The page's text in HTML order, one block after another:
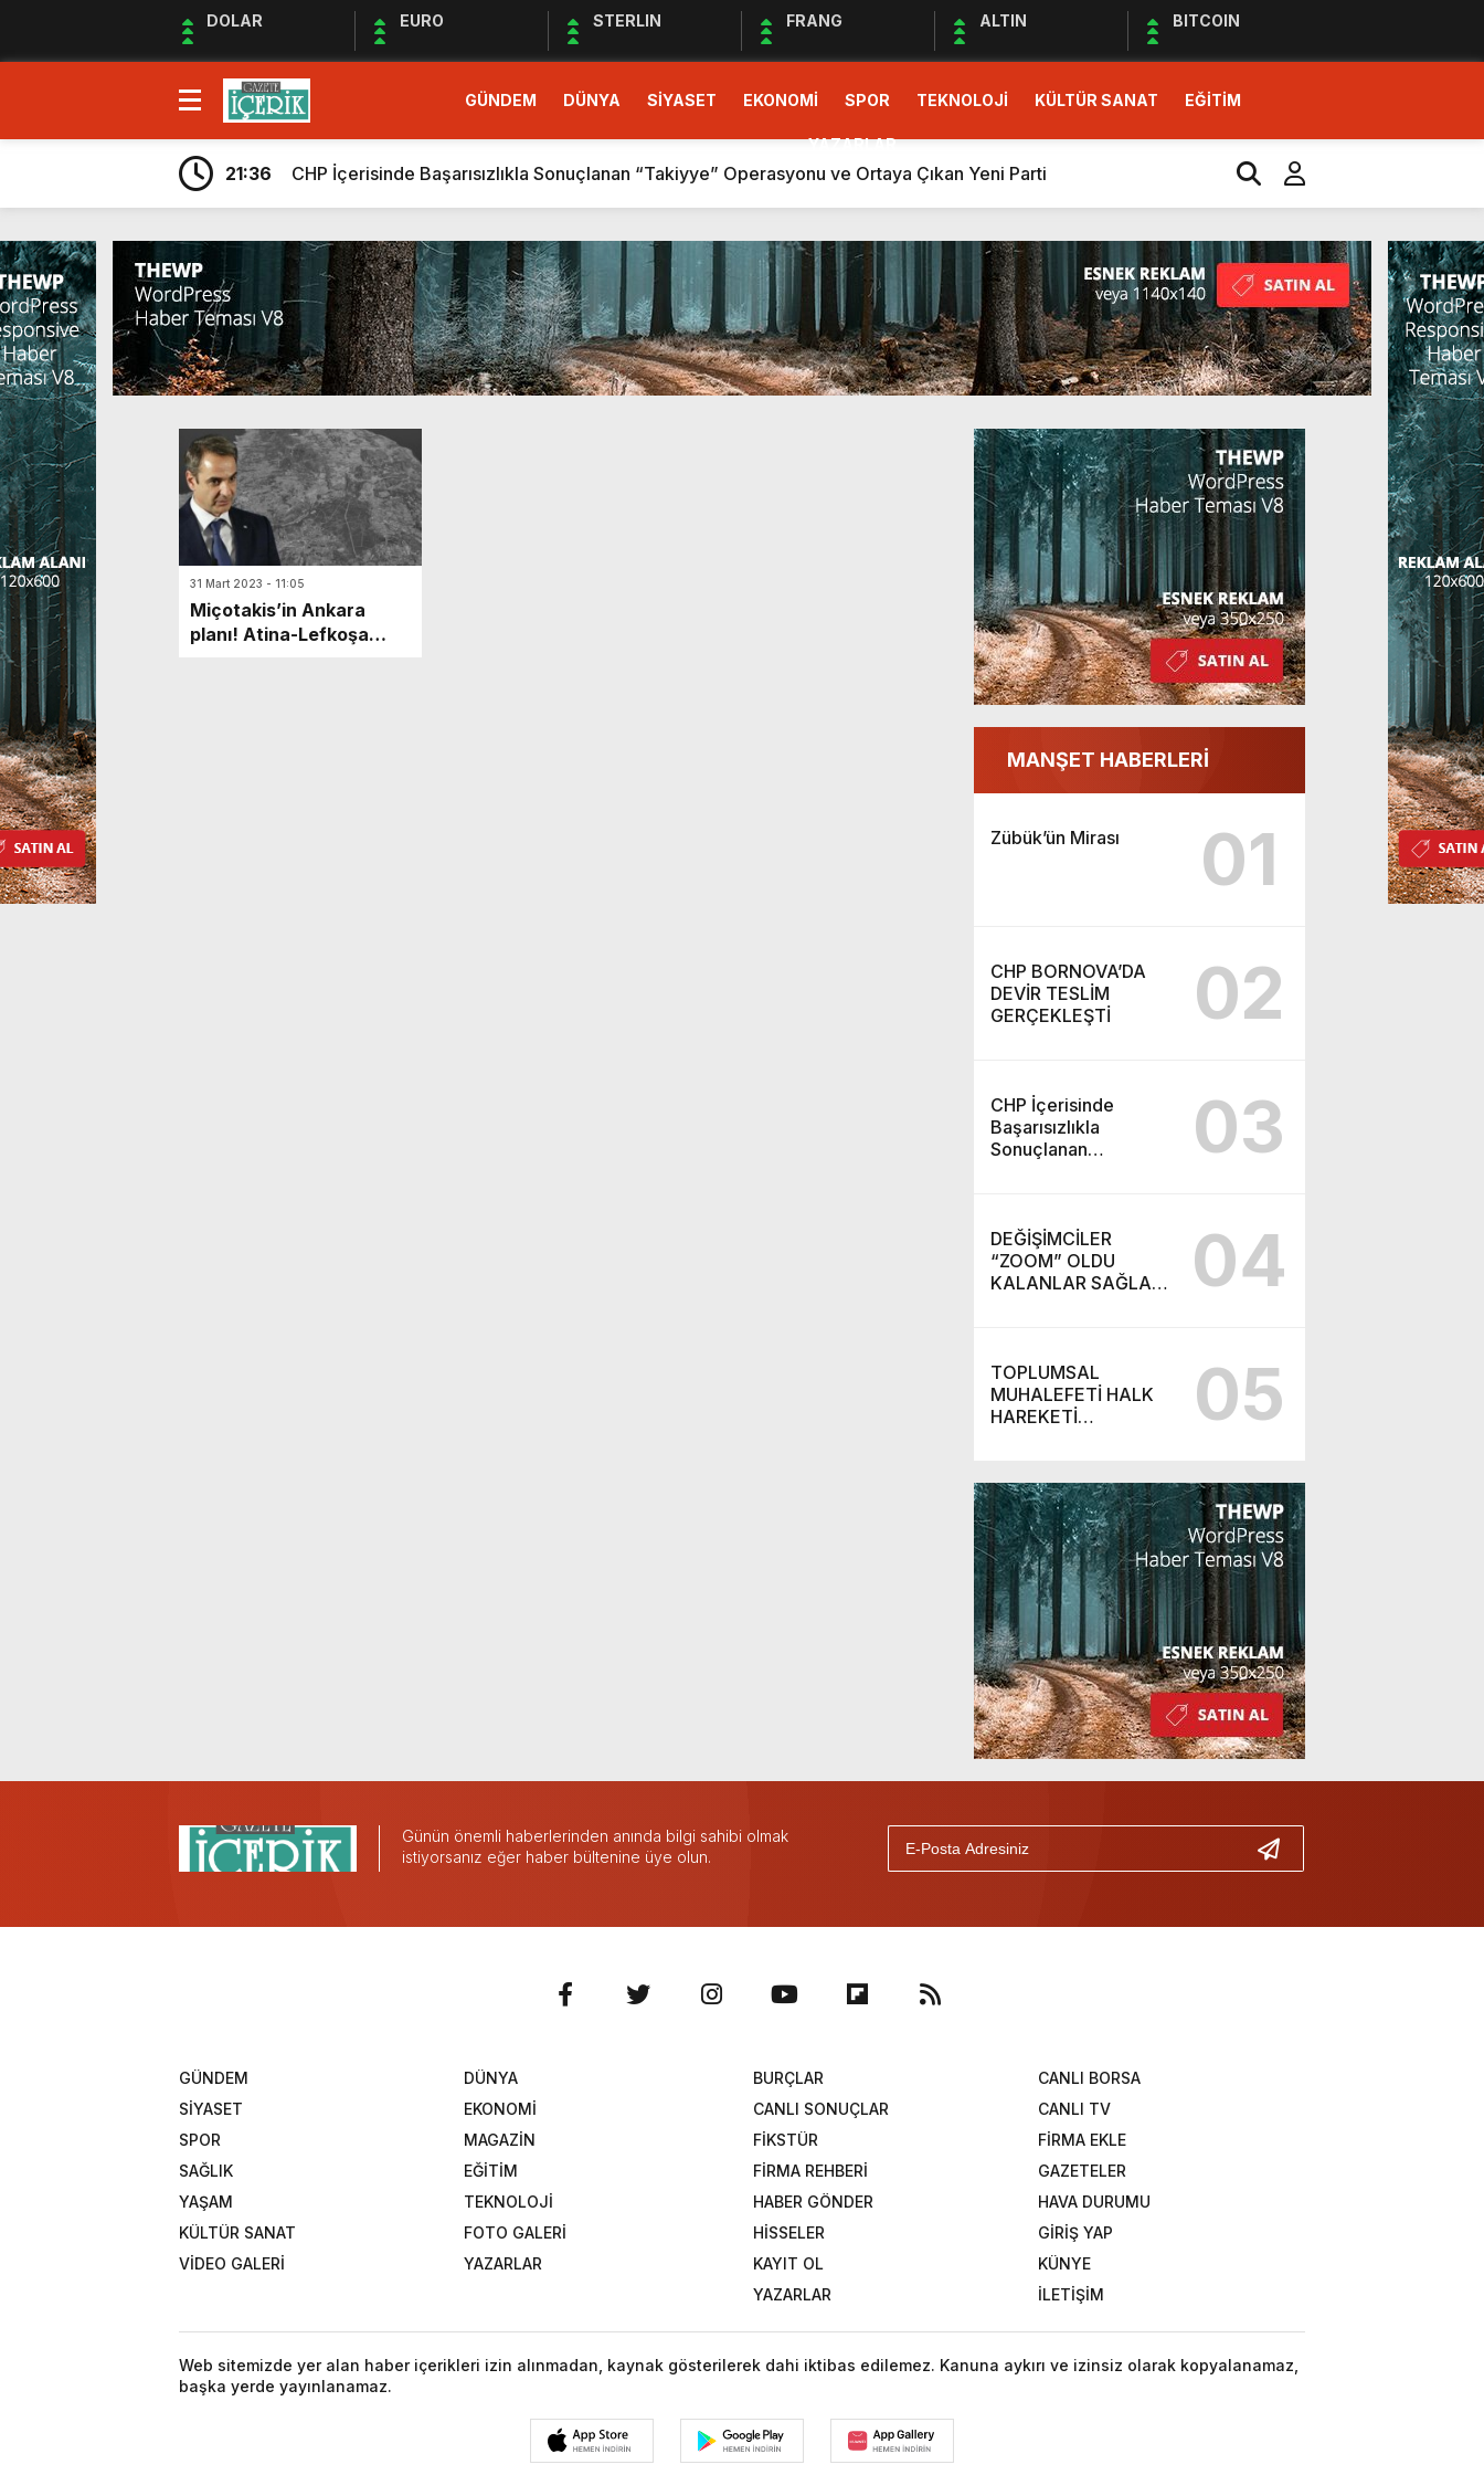
DOLAR EURO STERLIN FRANG ALTIN BITCOIN
GÜNDEM DÜNYA SİYASET EKONOMİ SPOR TEKNOLOJİ KÜLTÜR SANAT EĞİTİM
YAZARLAR
14:56
EKREM İMAMOĞLUNU SAVUNURKEN TÜKENEN CHP GENÇLİĞİ
22:45
CHP BORNOVA’DA DEVİR TESLİM GERÇEKLEŞTİ
21:36
CHP İçerisinde Başarısızlıkla Sonuçlanan “Takiyye” Operasyonu ve Ortaya Çıkan Yeni Parti
0:38
DEĞİŞİMCİLER “ZOOM” OLDU KALANLAR SAĞLAR BİZİMDİR! (İZMİR’DE CHP’DE YENİ SOLUK!)
18:03
HIRS-DÜŞÜŞ-TEFEKKÜR
13:02
DERHALCİLER!
20:01
Savaşın Gürültüsünde Kaybolan İnsanlık
20:29
“Haydi geçmiş olsun emeklilere…”
21:53
İnsanlık ve Yapay Zekâ: Kaynak Rekabeti ve Gelecek Perspektifi
14:56
EKREM İMAMOĞLUNU SAVUNURKEN TÜKENEN CHP GENÇLİĞİ
22:45
CHP BORNOVA’DA DEVİR TESLİM GERÇEKLEŞTİ
31 Mart 2023 - 11:05
Miçotakis’in Ankara
planı! Atina-Lefkoşa
MANŞET HABERLERİ
Zübük’ün Mirası 01
CHP BORNOVA’DA
DEVİR TESLİM
GERÇEKLEŞTİ
02
CHP İçerisinde
Başarısızlıkla
Sonuçlanan
Parti
03
DEĞİŞİMCİLER
“ZOOM” OLDU
KALANLAR SAĞLAR
04
TOPLUMSAL
MUHALEFETİ HALK
HAREKETİ
05
Günün önemli haberlerinden anında bilgi sahibi olmak
istiyorsanız eğer haber bültenine üye olun.
GÜNDEM
DÜNYA
SİYASET
EKONOMİ
SPOR
MAGAZİN
SAĞLIK
EĞİTİM
YAŞAM
TEKNOLOJİ
KÜLTÜR SANAT
FOTO GALERİ
VİDEO GALERİ
YAZARLAR
BURÇLAR
CANLI BORSA
CANLI SONUÇLAR
CANLI TV
FİKSTÜR
FİRMA EKLE
FİRMA REHBERİ
GAZETELER
HABER GÖNDER
HAVA DURUMU
HİSSELER
GİRİŞ YAP
KAYIT OL
KÜNYE
YAZARLAR
İLETİŞİM
Web sitemizde yer alan haber içerikleri izin alınmadan, kaynak gösterilerek dahi iktibas edilemez. Kanuna aykırı ve izinsiz olarak kopyalanamaz,
başka yerde yayınlanamaz.